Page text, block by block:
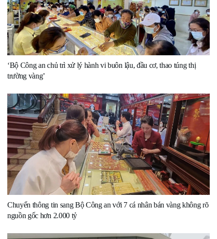
‘Bộ Công an chủ trì xử lý hành vi buôn lậu, đầu cơ, thao túng thị
trường vàng’
Chuyển thông tin sang Bộ Công an với 7 cá nhân bán vàng không rõ
nguồn gốc hơn 2.000 tỷ